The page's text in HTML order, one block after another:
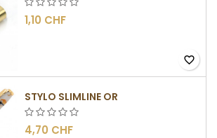
1,10 CHF
favorite_border
STYLO SLIMLINE OR
4,70 CHF